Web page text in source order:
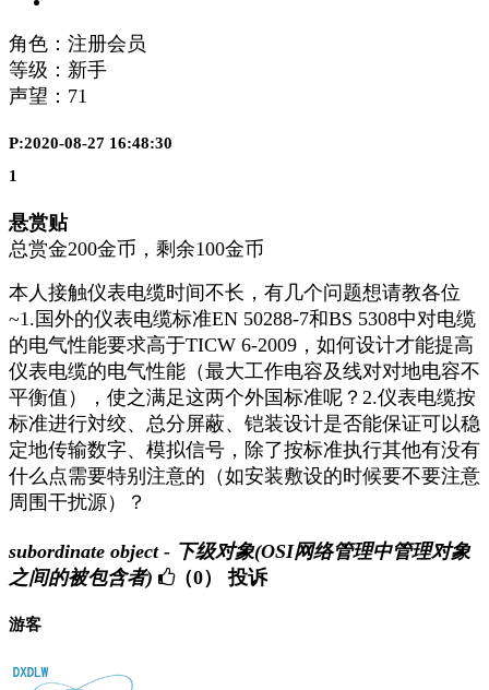
角色：注册会员
等级：新手
声望： 71
P:2020-08-27 16:48:30
1
悬赏贴
总赏金200金币，剩余100金币
本人接触仪表电缆时间不长，有几个问题想请教各位
~1.国外的仪表电缆标准EN 50288-7和BS 5308中对电缆
的电气性能要求高于TICW 6-2009，如何设计才能提高
仪表电缆的电气性能（最大工作电容及线对对地电容不
平衡值），使之满足这两个外国标准呢？2.仪表电缆按
标准进行対绞、总分屏蔽、铠装设计是否能保证可以稳
定地传输数字、模拟信号，除了按标准执行其他有没有
什么点需要特别注意的（如安装敷设的时候要不要注意
周围干扰源）？
subordinate object - 下级对象(OSI网络管理中管理对象
之间的被包含者)
（0） 投诉
游客